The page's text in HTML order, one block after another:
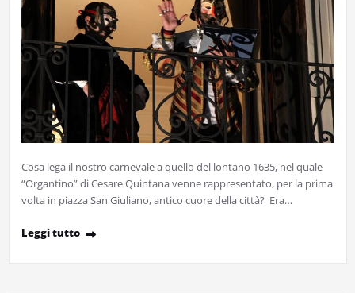
Cosa lega il nostro carnevale a quello del lontano 1635, nel quale
“Organtino” di Cesare Quintana venne rappresentato, per la prima
volta in piazza San Giuliano, antico cuore della città? Era…
Leggi tutto